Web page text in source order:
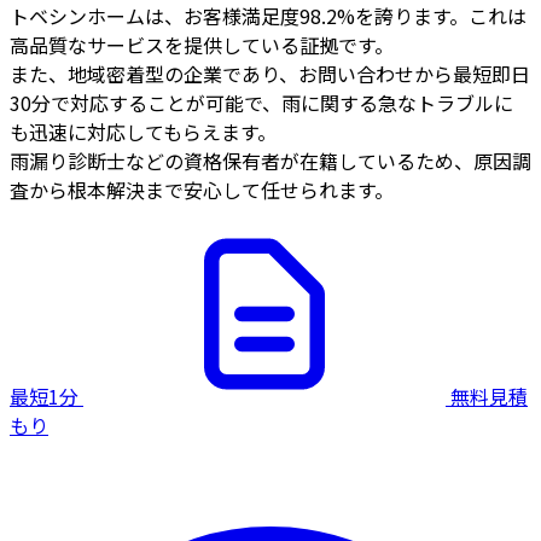
トベシンホームは、お客様満足度98.2%を誇ります。これは
高品質なサービスを提供している証拠です。
また、地域密着型の企業であり、お問い合わせから最短即日
30分で対応することが可能で、雨に関する急なトラブルに
も迅速に対応してもらえます。
雨漏り診断士などの資格保有者が在籍しているため、原因調
査から根本解決まで安心して任せられます。
最短1分
無料見積
もり